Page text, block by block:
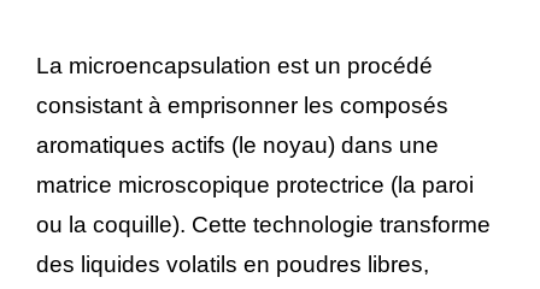
La microencapsulation est un procédé
consistant à emprisonner les composés
aromatiques actifs (le noyau) dans une
matrice microscopique protectrice (la paroi
ou la coquille). Cette technologie transforme
des liquides volatils en poudres libres,